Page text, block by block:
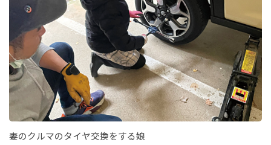
妻のクルマのタイヤ交換をする娘